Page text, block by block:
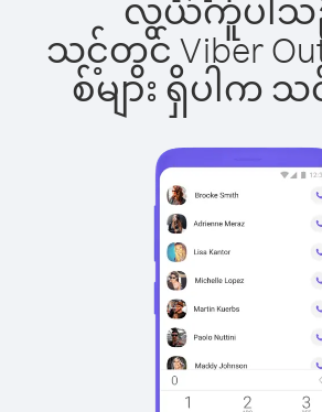
လွယ်ကူပါသ
သင့်တွင် Viber
စ်များ ရှိပါက